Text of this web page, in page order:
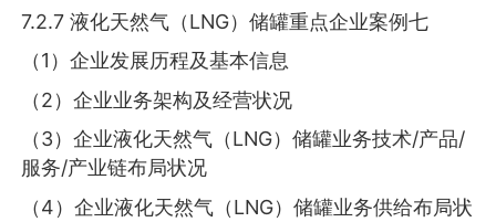
7.2.7 液化天然气（LNG）储罐重点企业案例七
（1）企业发展历程及基本信息
（2）企业业务架构及经营状况
（3）企业液化天然气（LNG）储罐业务技术/产品/
服务/产业链布局状况
（4）企业液化天然气（LNG）储罐业务供给布局状